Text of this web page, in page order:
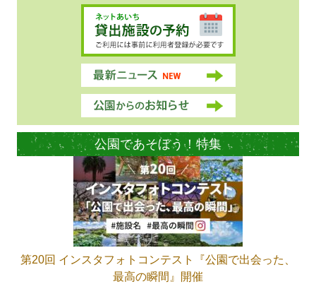
公園であそぼう！特集
第20回 インスタフォトコンテスト『公園で出会った、
最高の瞬間』開催